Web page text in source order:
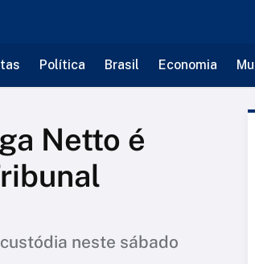
Política Brasil Economia
Netto é
neste sábado